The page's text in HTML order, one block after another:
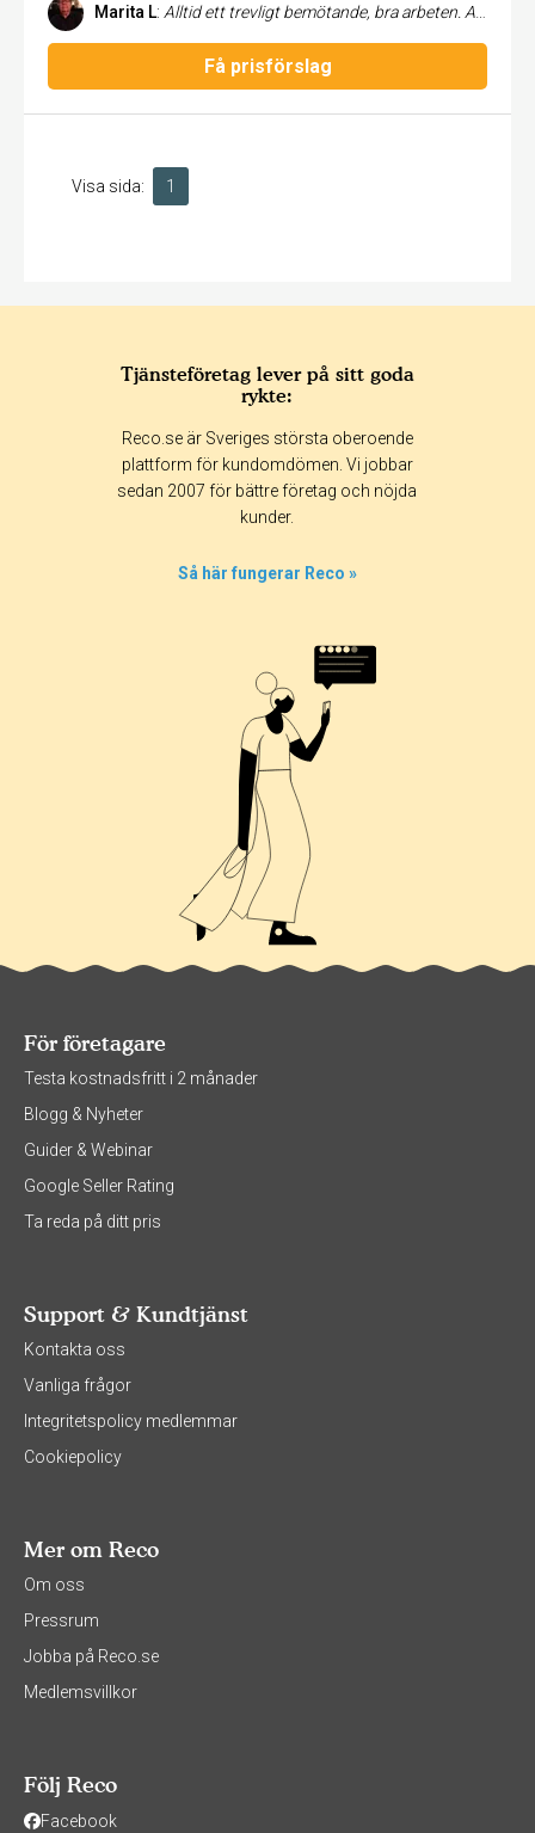
Marita L: Alltid ett trevligt bemötande, bra arbeten. Alltid en vältvättad bil. Jag är helnöjd.
Få prisförslag
Visa sida: 1
Tjänsteföretag lever på sitt goda
rykte:
Reco.se är Sveriges största oberoende
plattform för kundomdömen. Vi jobbar
sedan 2007 för bättre företag och nöjda
kunder.
Så här fungerar Reco »
För företagare
Testa kostnadsfritt i 2 månader
Blogg & Nyheter
Guider & Webinar
Google Seller Rating
Ta reda på ditt pris
Support & Kundtjänst
Kontakta oss
Vanliga frågor
Integritetspolicy medlemmar
Cookiepolicy
Mer om Reco
Om oss
Pressrum
Jobba på Reco.se
Medlemsvillkor
Följ Reco
Facebook